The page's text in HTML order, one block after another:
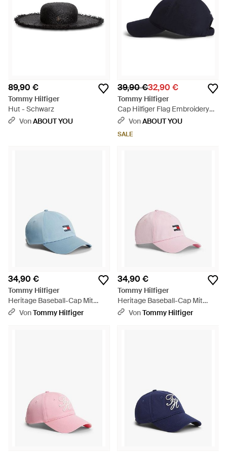
89,90 €
Tommy Hilfiger
Hut - Schwarz
VonABOUT YOU
39,90 €32,90 €
Tommy Hilfiger
Cap Hilfiger Flag Embroidery
Baseball - Blau
VonABOUT YOU
SALE
34,90 €
Tommy Hilfiger
Heritage Baseball-Cap Mit
Logo - Blau
VonTommy Hilfiger
34,90 €
Tommy Hilfiger
Heritage Baseball-Cap Mit
Logo - Pink
VonTommy Hilfiger